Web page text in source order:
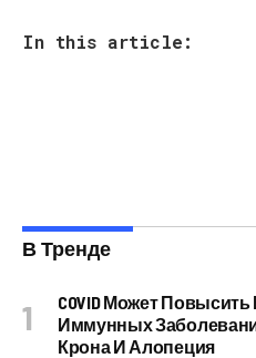
In this article:
В Тренде
COVID Может
Иммунных
Крона И Алопеция